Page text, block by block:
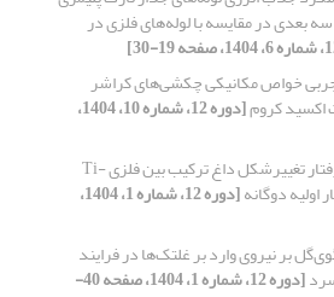
بعدی در مقایسه با لوله‌های فلزی در
خواص مکانیکی چکشی‌های کراشر
اکسید کروم [دوره 12، شماره 10، 1404،
بررسی رفتار تغییرشکل داغ ترکیب بین فلزی Ti-
[دوره 12، شماره 1، 1404،
بر نیروی وارد بر غلتک‌ها در فرایند
[دوره 12، شماره 1، 1404، صفحه 40-